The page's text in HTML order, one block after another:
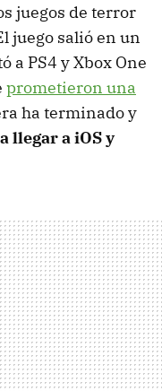
juegos de terror
juego salió en un
a PS4 y Xbox One
prometieron una
ha terminado y
llegar a iOS y